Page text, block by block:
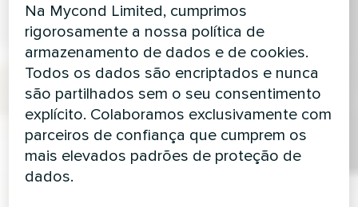
Na Mycond Limited, cumprimos
rigorosamente a nossa política de
armazenamento de dados e de cookies.
Todos os dados são encriptados e nunca
são partilhados sem o seu consentimento
explícito. Colaboramos exclusivamente com
parceiros de confiança que cumprem os
mais elevados padrões de proteção de
dados.